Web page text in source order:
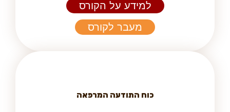
למידע על הקורס
מעבר לקורס
כוח התודעה המרפאה